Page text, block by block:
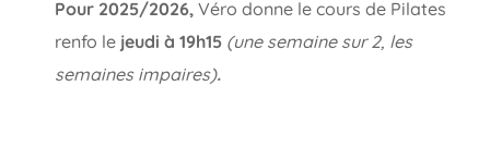
Pour 2025/2026, Véro donne le cours de Pilates
renfo le jeudi à 19h15(une semaine sur 2, les
semaines impaires).